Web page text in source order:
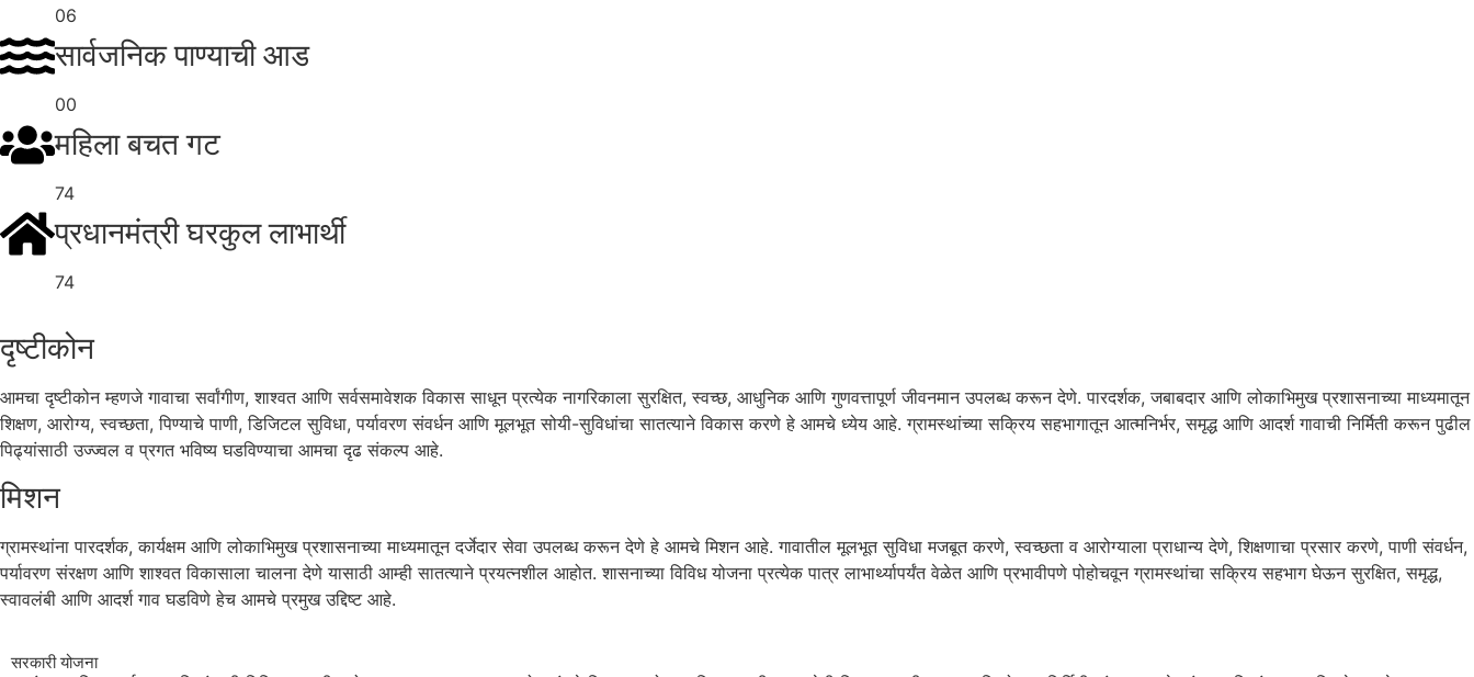
06
सार्वजनिक पाण्याची आड
00
महिला बचत गट
74
प्रधानमंत्री घरकुल लाभार्थी
74
दृष्टीकोन
आमचा दृष्टीकोन म्हणजे गावाचा सर्वांगीण, शाश्वत आणि सर्वसमावेशक विकास साधून प्रत्येक नागरिकाला सुरक्षित, स्वच्छ, आधुनिक आणि गुणवत्तापूर्ण जीवनमान उपलब्ध करून देणे. पारदर्शक, जबाबदार आणि लोकाभिमुख प्रशासनाच्या माध्यमातून
शिक्षण, आरोग्य, स्वच्छता, पिण्याचे पाणी, डिजिटल सुविधा, पर्यावरण संवर्धन आणि मूलभूत सोयी-सुविधांचा सातत्याने विकास करणे हे आमचे ध्येय आहे. ग्रामस्थांच्या सक्रिय सहभागातून आत्मनिर्भर, समृद्ध आणि आदर्श गावाची निर्मिती करून पुढील
पिढ्यांसाठी उज्ज्वल व प्रगत भविष्य घडविण्याचा आमचा दृढ संकल्प आहे.
मिशन
ग्रामस्थांना पारदर्शक, कार्यक्षम आणि लोकाभिमुख प्रशासनाच्या माध्यमातून दर्जेदार सेवा उपलब्ध करून देणे हे आमचे मिशन आहे. गावातील मूलभूत सुविधा मजबूत करणे, स्वच्छता व आरोग्याला प्राधान्य देणे, शिक्षणाचा प्रसार करणे, पाणी संवर्धन,
पर्यावरण संरक्षण आणि शाश्वत विकासाला चालना देणे यासाठी आम्ही सातत्याने प्रयत्नशील आहोत. शासनाच्या विविध योजना प्रत्येक पात्र लाभार्थ्यापर्यंत वेळेत आणि प्रभावीपणे पोहोचवून ग्रामस्थांचा सक्रिय सहभाग घेऊन सुरक्षित, समृद्ध,
स्वावलंबी आणि आदर्श गाव घडविणे हेच आमचे प्रमुख उद्दिष्ट आहे.
सरकारी योजना